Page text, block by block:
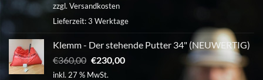
WellnessReisen
2024
€360,00
zzgl. Versandkosten
Lieferzeit:3 Werktage
Klemm - Der stehende Putter 34" (NEUWERTIG)
€360,00 Ursprünglicher
Preis
€230,00Aktueller
inkl. 27 % MwSt.